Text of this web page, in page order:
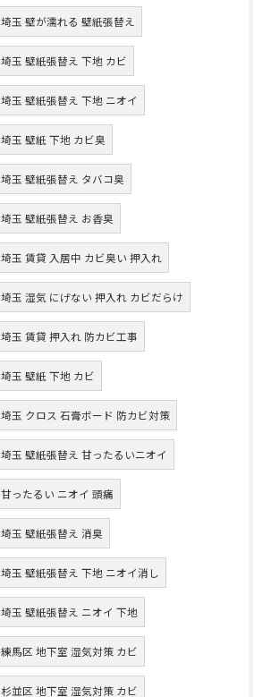
埼玉 壁が濡れる 壁紙張替え
埼玉 壁紙張替え 下地 カビ
埼玉 壁紙張替え 下地 ニオイ
埼玉 壁紙 下地 カビ臭
埼玉 壁紙張替え タバコ臭
埼玉 壁紙張替え お香臭
埼玉 賃貸 入居中 カビ臭い 押入れ
埼玉 湿気 にげない 押入れ カビだらけ
埼玉 賃貸 押入れ 防カビ工事
埼玉 壁紙 下地 カビ
埼玉 クロス 石膏ボード 防カビ対策
埼玉 壁紙張替え 甘ったるいニオイ
甘ったるい ニオイ 頭痛
埼玉 壁紙張替え 消臭
埼玉 壁紙張替え 下地 ニオイ消し
埼玉 壁紙張替え ニオイ 下地
練馬区 地下室 湿気対策 カビ
杉並区 地下室 湿気対策 カビ